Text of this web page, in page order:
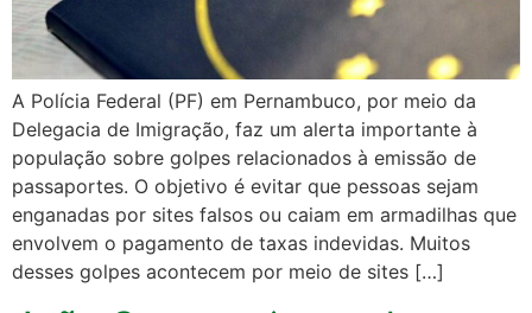
A Polícia Federal (PF) em Pernambuco, por meio da
Delegacia de Imigração, faz um alerta importante à
população sobre golpes relacionados à emissão de
passaportes. O objetivo é evitar que pessoas sejam
enganadas por sites falsos ou caiam em armadilhas que
envolvem o pagamento de taxas indevidas. Muitos
desses golpes acontecem por meio de sites […]